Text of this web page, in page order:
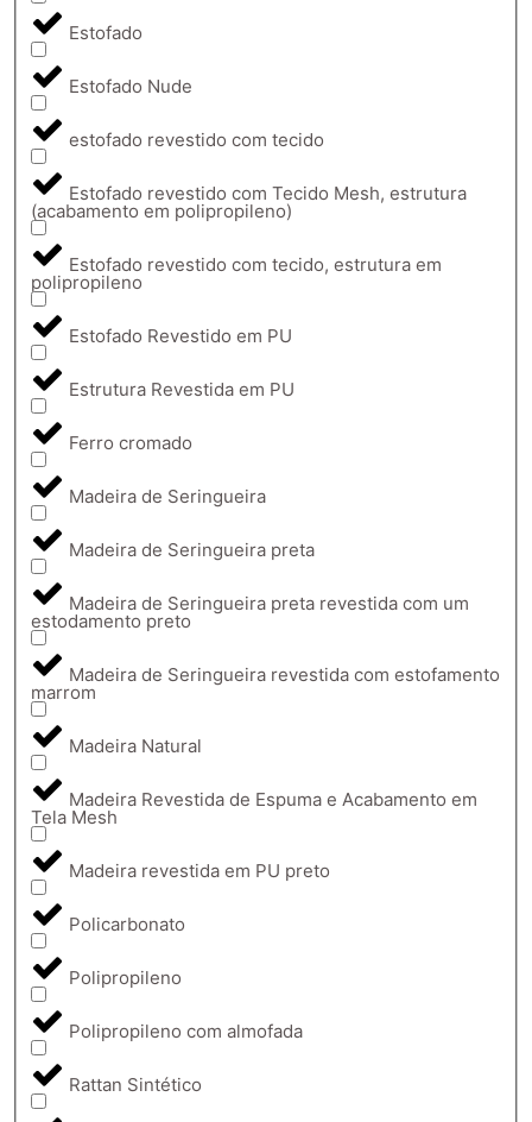
Estofado
Estofado Nude
estofado revestido com tecido
Estofado revestido com Tecido Mesh, estrutura
(acabamento em polipropileno)
Estofado revestido com tecido, estrutura em
polipropileno
Estofado Revestido em PU
Estrutura Revestida em PU
Ferro cromado
Madeira de Seringueira
Madeira de Seringueira preta
Madeira de Seringueira preta revestida com um
estodamento preto
Madeira de Seringueira revestida com estofamento
marrom
Madeira Natural
Madeira Revestida de Espuma e Acabamento em
Tela Mesh
Madeira revestida em PU preto
Policarbonato
Polipropileno
Polipropileno com almofada
Rattan Sintético